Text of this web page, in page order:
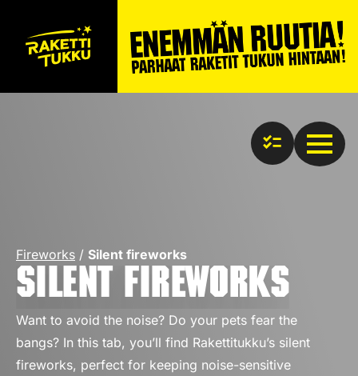
Fireworks / Silent fireworks
Silent fireworks
Want to avoid the noise? Do your pets fear the
bangs? In this tab, you’ll find Rakettitukku’s silent
fireworks, perfect for keeping noise-sensitive